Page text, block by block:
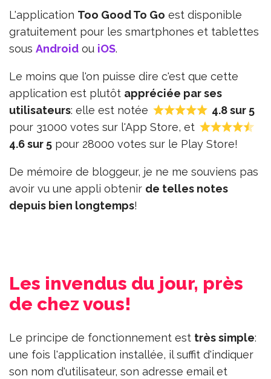
L'application Too Good To Go est disponible
gratuitement pour les smartphones et tablettes
sous Android ou iOS.
Le moins que l'on puisse dire c'est que cette
application est plutôt appréciée par ses
utilisateurs: elle est notée
4.8 sur 5
pour 31000 votes sur l'App Store, et
4.6 sur 5 pour 28000 votes sur le Play Store!
De mémoire de bloggeur, je ne me souviens pas
avoir vu une appli obtenir de telles notes
depuis bien longtemps!
Les invendus du jour, près
de chez vous!
Le principe de fonctionnement est très simple:
une fois l'application installée, il suffit d'indiquer
son nom d'utilisateur, son adresse email et